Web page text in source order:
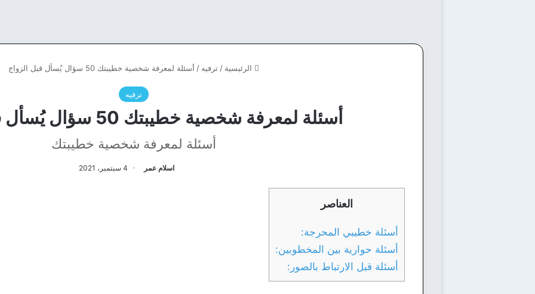
الرئيسية / ترفيه / أسئلة لمعرفة شخصية خطيبتك 50 سؤال يُسأل قبل الزواج
ترفيه
أسئلة لمعرفة شخصية خطيبتك 50 سؤال يُسأل قبل الزواج
أسئلة لمعرفة شخصية خطيبتك
اسلام عمر 4 سبتمبر، 2021
العناصر
أسئلة خطيبي المحرجة:
أسئلة حوارية بين المخطوبين:
أسئلة قبل الارتباط بالصور: